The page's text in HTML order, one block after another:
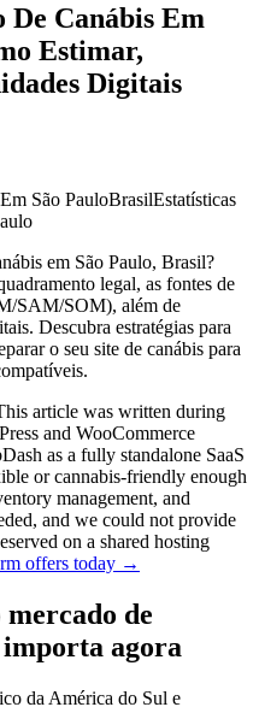
De Canábis Em
Estimar,
Digitais
São PauloBrasilEstatísticas
em São Paulo, Brasil?
legal, as fontes de
SAM/SOM), além de
Descubra estratégias para
o seu site de canábis para
article was written during
and WooCommerce
as a fully standalone SaaS
or cannabis-friendly enough
management, and
and we could not provide
on a shared hosting
offers today →
de
importa agora
da América do Sul e